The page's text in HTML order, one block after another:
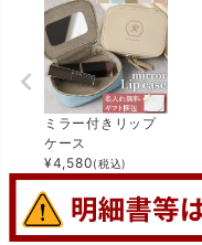
ミラー付きリップ
ケース
¥4,580(税込)